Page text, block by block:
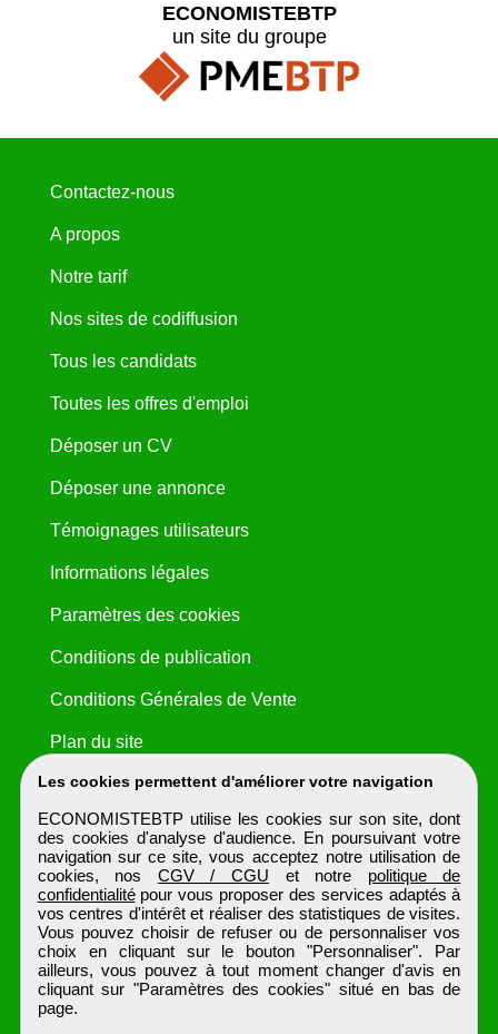
Les cookies permettent d'améliorer votre navigation
ECONOMISTEBTP utilise les cookies sur son site, dont
des cookies d'analyse d'audience. En poursuivant votre
navigation sur ce site, vous acceptez notre utilisation de
cookies, nos CGV / CGU et notre politique de
confidentialitépour vous proposer des services adaptés à
vos centres d'intérêt et réaliser des statistiques de visites.
Vous pouvez choisir de refuser ou de personnaliser vos
choix en cliquant sur le bouton "Personnaliser". Par
ailleurs, vous pouvez à tout moment changer d'avis en
cliquant sur "Paramètres des cookies" situé en bas de
page.
ECONOMISTEBTP
un site du groupe
Contactez-nous
A propos
Notre tarif
Nos sites de codiffusion
Tous les candidats
Toutes les offres d'emploi
Déposer un CV
Déposer une annonce
Témoignages utilisateurs
Informations légales
Paramètres des cookies
Conditions de publication
Conditions Générales de Vente
Plan du site